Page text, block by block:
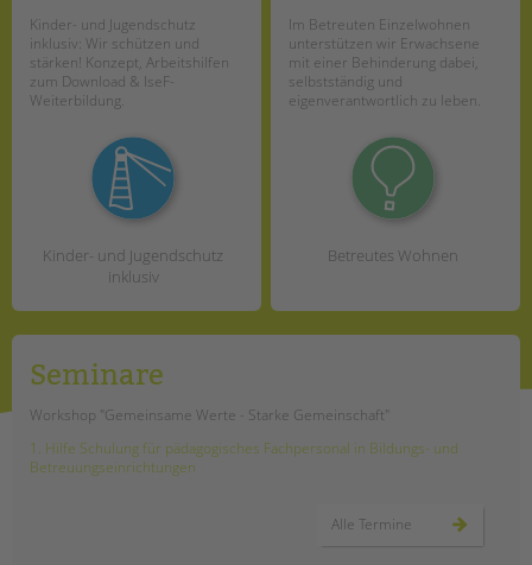
Kinder- und Jugendschutz
inklusiv: Wir schützen und
stärken! Konzept, Arbeitshilfen
zum Download & IseF-
Weiterbildung.
Kinder- und Jugendschutz
inklusiv
Im Betreuten Einzelwohnen
unterstützen wir Erwachsene
mit einer Behinderung dabei,
selbstständig und
eigenverantwortlich zu leben.
Betreutes Wohnen
Seminare
Workshop "Gemeinsame Werte - Starke Gemeinschaft"
1. Hilfe Schulung für pädagogisches Fachpersonal in Bildungs- und
Betreuungseinrichtungen
Alle Termine